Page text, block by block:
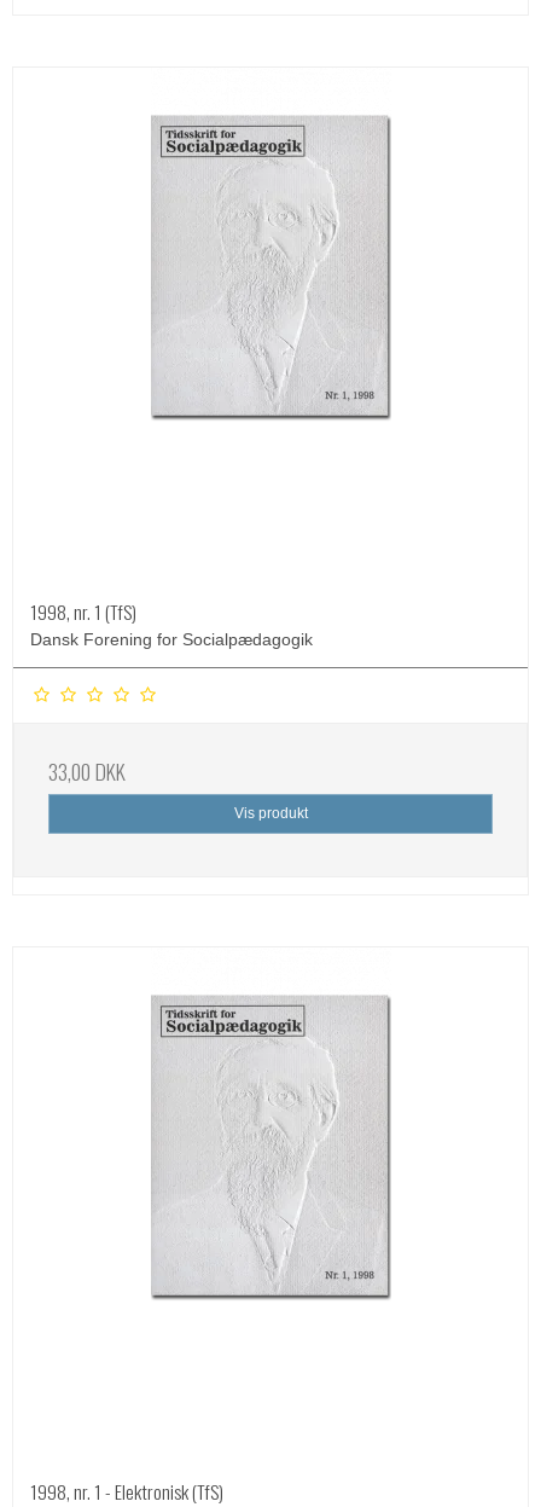
1998, nr. 1 (TfS)
Dansk Forening for Socialpædagogik
33,00 DKK
Vis produkt
1998, nr. 1 - Elektronisk (TfS)